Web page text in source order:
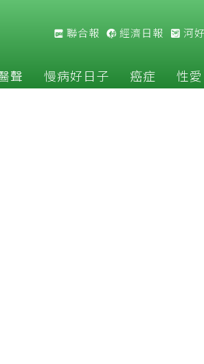
聯合報 經濟日報 河
聲 慢病好日子 癌症 性愛